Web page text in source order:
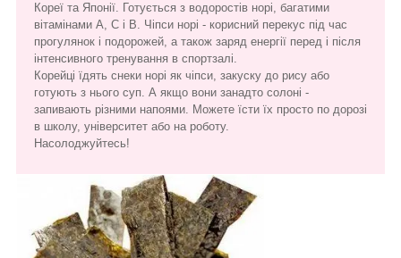
Кореї та Японії. Готується з водоростів норі, багатими
вітамінами А, С і В. Чіпси норі - корисний перекус під час
прогулянок і подорожей, а також заряд енергії перед і після
інтенсивного тренування в спортзалі.
Корейці їдять снеки норі як чіпси, закуску до рису або
готують з нього суп. А якщо вони занадто солоні -
запивають різними напоями. Можете їсти їх просто по дорозі
в школу, університет або на роботу.
Насолоджуйтесь!